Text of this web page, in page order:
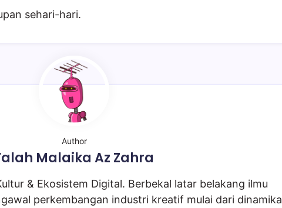
sehari-hari.
Author
Malaika Az Zahra
& Ekosistem Digital. Berbekal latar belakang ilmu
perkembangan industri kreatif mulai dari dinamika